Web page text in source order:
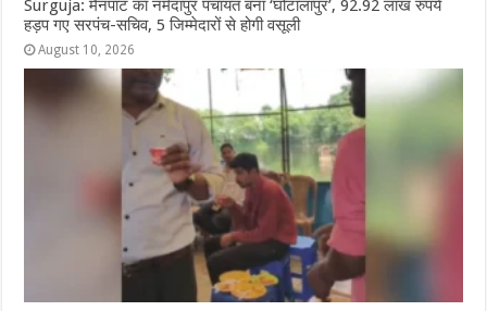
Surguja: मैनपाट का नर्मदापुर पंचायत बना ‘घोटालापुर’, 92.92 लाख रुपये
हड़प गए सरपंच-सचिव, 5 जिम्मेदारों से होगी वसूली
August 10, 2026